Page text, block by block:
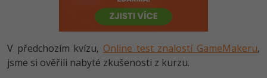
HTML5, CSS3, Bootstrap, SEO
SQL a databáze
JavaScript
Vývojář mobilních aplikací
C# Game developer
-80%
-80%
PHP -80%
V předchozím kvízu, Online test znalostí GameMakeru,
jsme si ověřili nabyté zkušenosti z kurzu.